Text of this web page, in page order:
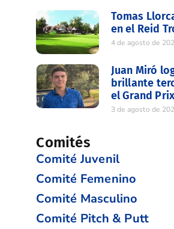
Tomas
en el Reid
4 de agosto de
Juan Miró
brillante
el Grand
3 de agosto de
Comités
Comité Juvenil
Comité Femenino
Comité Masculino
Comité Pitch & Putt